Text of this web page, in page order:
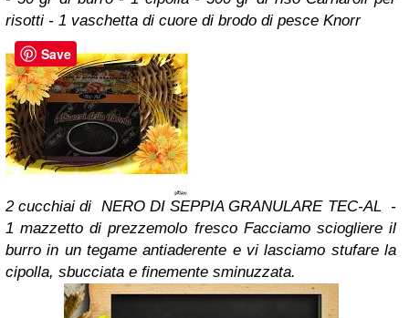
risotti - 1 vaschetta di cuore di brodo di pesce Knorr
2 cucchiai di NERO DI SEPPIA GRANULARE TEC-AL -
1 mazzetto di prezzemolo fresco Facciamo sciogliere il
burro in un tegame antiaderente e vi lasciamo stufare la
cipolla, sbucciata e finemente sminuzzata.
Save